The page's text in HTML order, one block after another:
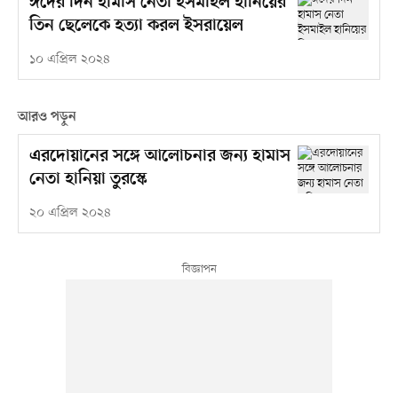
তিন ছেলেকে হত্যা করল ইসরায়েল
১০ এপ্রিল ২০২৪
আরও পড়ুন
এরদোয়ানের সঙ্গে আলোচনার জন্য হামাস
নেতা হানিয়া তুরস্কে
২০ এপ্রিল ২০২৪